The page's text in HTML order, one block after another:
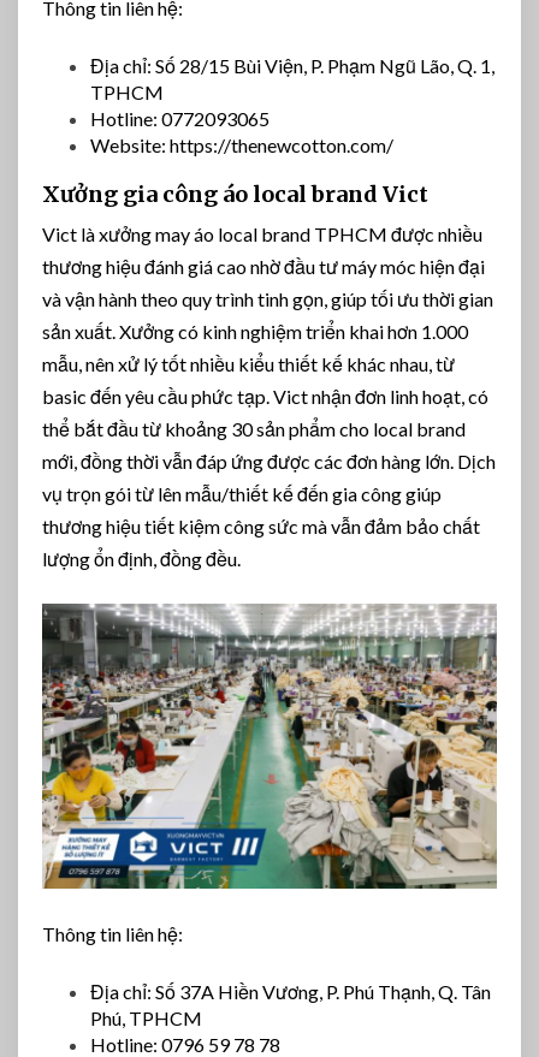
Thông tin liên hệ:
Địa chỉ: Số 28/15 Bùi Viện, P. Phạm Ngũ Lão, Q. 1,
TPHCM
Hotline: 0772093065
Website: https://thenewcotton.com/
Xưởng gia công áo local brand Vict
Vict là xưởng may áo local brand TPHCM được nhiều
thương hiệu đánh giá cao nhờ đầu tư máy móc hiện đại
và vận hành theo quy trình tinh gọn, giúp tối ưu thời gian
sản xuất. Xưởng có kinh nghiệm triển khai hơn 1.000
mẫu, nên xử lý tốt nhiều kiểu thiết kế khác nhau, từ
basic đến yêu cầu phức tạp. Vict nhận đơn linh hoạt, có
thể bắt đầu từ khoảng 30 sản phẩm cho local brand
mới, đồng thời vẫn đáp ứng được các đơn hàng lớn. Dịch
vụ trọn gói từ lên mẫu/thiết kế đến gia công giúp
thương hiệu tiết kiệm công sức mà vẫn đảm bảo chất
lượng ổn định, đồng đều.
Thông tin liên hệ:
Địa chỉ: Số 37A Hiền Vương, P. Phú Thạnh, Q. Tân
Phú, TPHCM
Hotline: 0796 59 78 78